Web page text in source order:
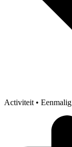
Activiteit • Eenmalig